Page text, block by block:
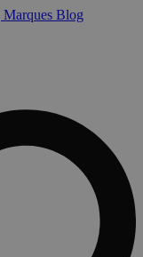
Marques Blog